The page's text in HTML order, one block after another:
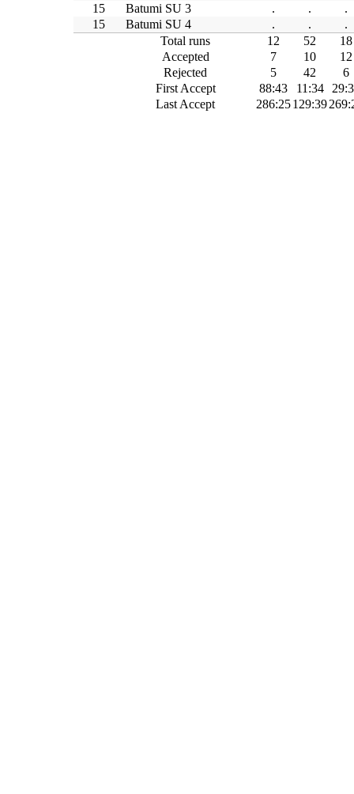
15
Batumi SU 3 . .
.
15
Batumi SU 4 . .
.
Total runs
12 52
18
Accepted
7 10
12
Rejected
5 42
6
First Accept
88:43 11:34
Last Accept
286:25129:39